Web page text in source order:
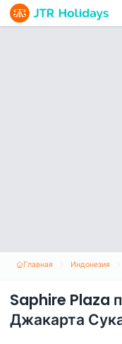
Главная Индонезия
Saphire Plaza
Джакарта